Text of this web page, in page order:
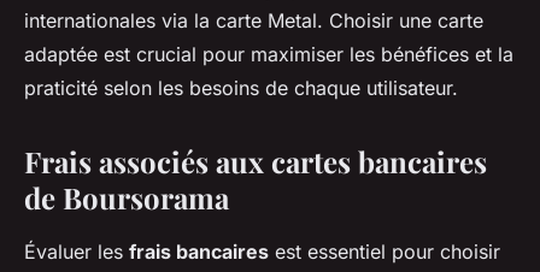
internationales via la carte Metal. Choisir une carte
adaptée est crucial pour maximiser les bénéfices et la
praticité selon les besoins de chaque utilisateur.
Frais associés aux cartes bancaires
de Boursorama
Évaluer les frais bancaires est essentiel pour choisir